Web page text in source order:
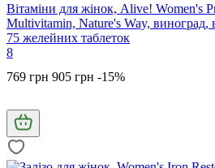
Вітаміни для жінок, Alive! Women's
Multivitamin, Nature's Way, виноград,
75 желейних таблеток
8
769 грн 905 грн -15%